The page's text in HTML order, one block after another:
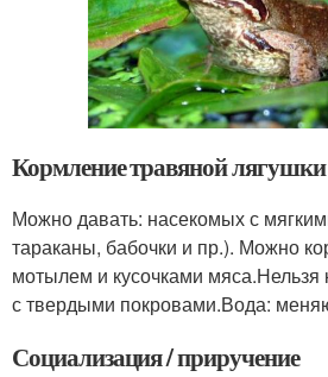
Кормление травяной лягушки
Можно давать: насекомых с
тараканы, бабочки и пр.). Можно
мотылем и кусочками
с твердыми покровами.Вода:
Социализация / приручение